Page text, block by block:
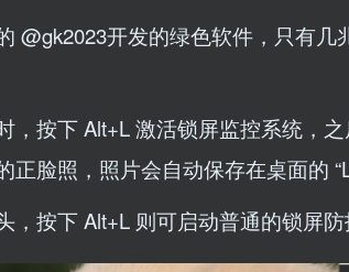
@gk2023开发的绿色软件，只有
，按下 Alt+L 激活锁屏监控系统，
正脸照，照片会自动保存在桌面的
，按下 Alt+L 则可启动普通的锁屏防